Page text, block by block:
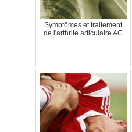
Symptômes et traitement
de l'arthrite articulaire AC